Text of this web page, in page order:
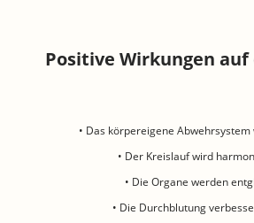
Positive Wirkungen
• Das körpereigene
• Der Kreislauf wird
• Die Organe werden
• Die Durchblutung